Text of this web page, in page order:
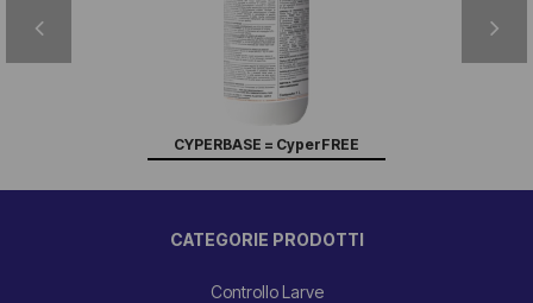
CYPERBASE = CyperFREE
CATEGORIE PRODOTTI
Controllo Larve